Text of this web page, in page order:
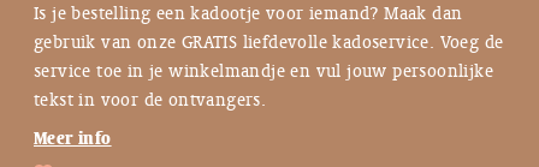
Is je bestelling een kadootje voor iemand? Maak dan
gebruik van onze GRATIS liefdevolle kadoservice. Voeg de
service toe in je winkelmandje en vul jouw persoonlijke
tekst in voor de ontvangers.
Meer info